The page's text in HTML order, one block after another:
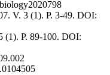
V. 3 (1). P. 3-49. DOI:
(1). P. 89-100. DOI: